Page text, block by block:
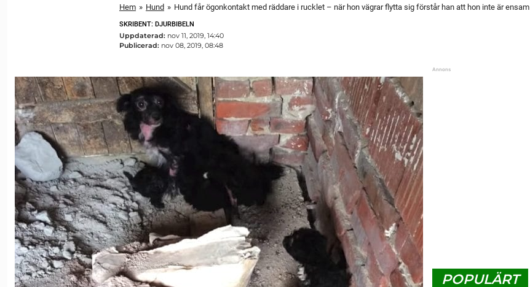
Hem » Hund » Hund får ögonkontakt med räddare i rucklet – när hon vägrar flytta sig förstår han att hon inte är ensam
SKRIBENT: DJURBIBELN
Uppdaterad: nov 11, 2019, 14:40
Publicerad: nov 08, 2019, 08:48
POPULÄRT